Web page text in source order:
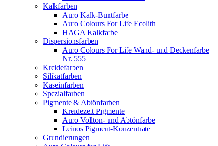
Kalkfarben
Auro Kalk-Buntfarbe
Auro Colours For Life Ecolith
HAGA Kalkfarbe
Dispersionsfarben
Auro Colours For Life Wand- und Deckenfarbe
Nr. 555
Kreidefarben
Silikatfarben
Kaseinfarben
Spezialfarben
Pigmente & Abtönfarben
Kreidezeit Pigmente
Auro Vollton- und Abtönfarbe
Leinos Pigment-Konzentrate
Grundierungen